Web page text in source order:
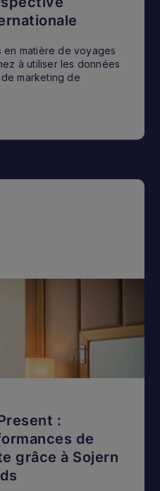
matière de voyages
à utiliser les données
marketing de
:
de
grâce à Sojern